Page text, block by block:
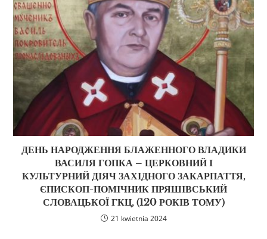
ДЕНЬ НАРОДЖЕННЯ БЛАЖЕННОГО ВЛАДИКИ
ВАСИЛЯ ГОПКА – ЦЕРКОВНИЙ І
КУЛЬТУРНИЙ ДІЯЧ ЗАХІДНОГО ЗАКАРПАТТЯ,
ЄПИСКОП-ПОМІЧНИК ПРЯШІВСЬКИЙ
СЛОВАЦЬКОЇ ГКЦ, (120 РОКІВ ТОМУ)
21 kwietnia 2024